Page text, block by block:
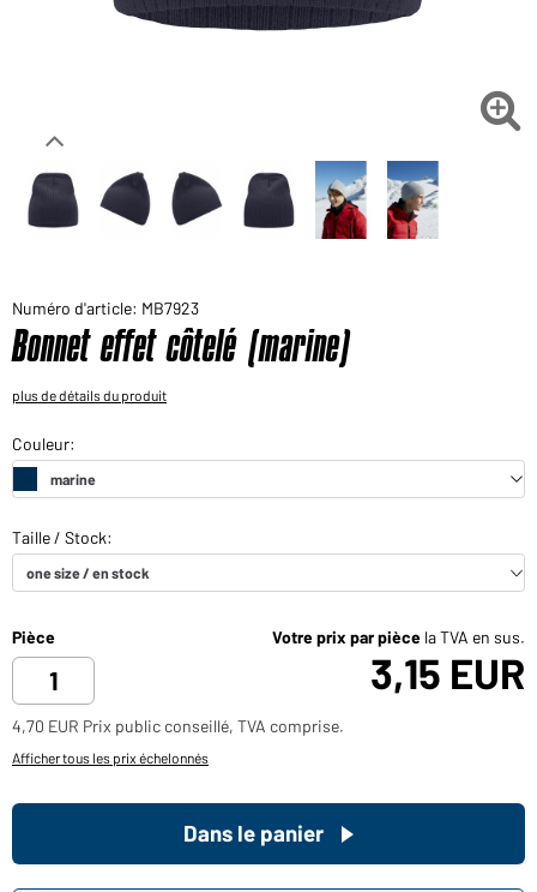
Voudriez-vous acheter des produits pour votre besoin

Numéro d'article: MB7923
Bonnet effet côtelé (marine)
plus de détails du produit
Pièce Votre prix par pièce la TVA en sus.
3,15 EUR
4,70 EUR Prix public conseillé, TVA comprise.
Afficher tous les prix échelonnés
Dans le panier